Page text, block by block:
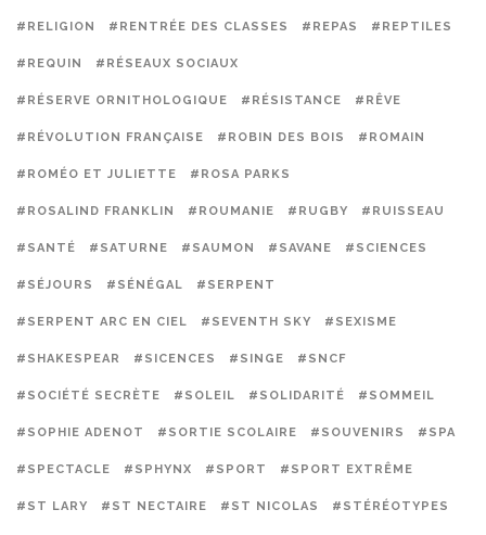
#RELIGION #RENTRÉE DES CLASSES #REPAS #REPTILES
#REQUIN #RÉSEAUX SOCIAUX
#RÉSERVE ORNITHOLOGIQUE #RÉSISTANCE #RÊVE
#RÉVOLUTION FRANÇAISE #ROBIN DES BOIS #ROMAIN
#ROMÉO ET JULIETTE #ROSA PARKS
#ROSALIND FRANKLIN #ROUMANIE #RUGBY #RUISSEAU
#SANTÉ #SATURNE #SAUMON #SAVANE #SCIENCES
#SÉJOURS #SÉNÉGAL #SERPENT
#SERPENT ARC EN CIEL #SEVENTH SKY #SEXISME
#SHAKESPEAR #SICENCES #SINGE #SNCF
#SOCIÉTÉ SECRÈTE #SOLEIL #SOLIDARITÉ #SOMMEIL
#SOPHIE ADENOT #SORTIE SCOLAIRE #SOUVENIRS #SPA
#SPECTACLE #SPHYNX #SPORT #SPORT EXTRÊME
#ST LARY #ST NECTAIRE #ST NICOLAS #STÉRÉOTYPES